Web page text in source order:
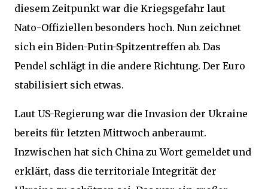
diesem Zeitpunkt war die Kriegsgefahr laut
Nato-Offiziellen besonders hoch. Nun zeichnet
sich ein Biden-Putin-Spitzentreffen ab. Das
Pendel schlägt in die andere Richtung. Der Euro
stabilisiert sich etwas.
Laut US-Regierung war die Invasion der Ukraine
bereits für letzten Mittwoch anberaumt.
Inzwischen hat sich China zu Wort gemeldet und
erklärt, dass die territoriale Integrität der